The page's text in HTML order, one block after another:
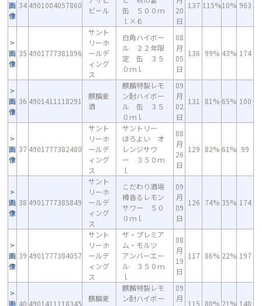
画
像
34 4901004057860
ビール
缶 ５００ｍ
ｌ×６
20
日
137 115%10% 963
画
像
35 4901777381896
サント
リーホ
ールデ
ィング
ス
白角ハイボー
ル ２２年限
定 缶 ３５
０ｍｌ
08
月
05
日
136 99% 43% 174
画
像
36 4901411118291
麒麟麦
酒
麒麟特製レモ
ン酎ハイボー
ル 缶 ３５
０ｍｌ
09
月
02
日
131 81% 65% 100
画
像
37 4901777382480
サント
リーホ
ールデ
ィング
ス
サントリー
ほろよい オ
レンジサワ
ー ３５０ｍ
ｌ
08
月
26
日
129 82% 61% 99
画
像
38 4901777385849
サント
リーホ
ールデ
ィング
ス
こだわり酒場
樽香るレモン
サワー ５０
０ｍｌ
09
月
09
日
126 74% 35% 174
画
像
39 4901777384057
サント
リーホ
ールデ
ィング
ス
ザ・プレミア
ム・モルツ
アンバーエー
ル ３５０ｍ
ｌ
08
月
19
日
117 86% 22% 197
画 40 4901411118345
麒麟麦
麒麟特製レモ
ン酎ハイボー
09
月
115 80% 21% 140